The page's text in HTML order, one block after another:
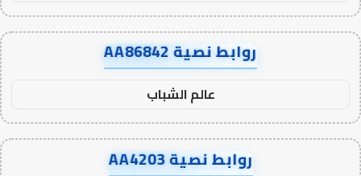
روابط نصية AA86842
عالم الشباب
روابط نصية AA4203